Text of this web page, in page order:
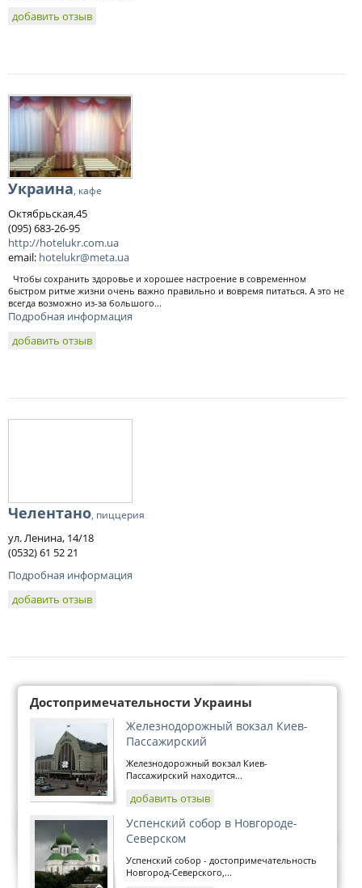
добавить отзыв
Украина, кафе
Октябрьская,45
(095) 683-26-95
http://hotelukr.com.ua
email: hotelukr@meta.ua
Чтобы сохранить здоровье и хорошее настроение в современном
быстром ритме жизни очень важно правильно и вовремя питаться. А это не
всегда возможно из-за большого...
Подробная информация
добавить отзыв
Челентано, пиццерия
ул. Ленина, 14/18
(0532) 61 52 21
Подробная информация
добавить отзыв
Достопримечательности Украины
Железнодорожный вокзал Киев-
Пассажирский
Железнодорожный вокзал Киев-
Пассажирский находится...
добавить отзыв
Успенский собор в Новгороде-
Северском
Успенский собор - достопримечательность
Новгород-Северского,...